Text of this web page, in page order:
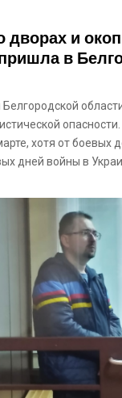
дворах и
в
Белгородской
хотя от боевых
дней войны в